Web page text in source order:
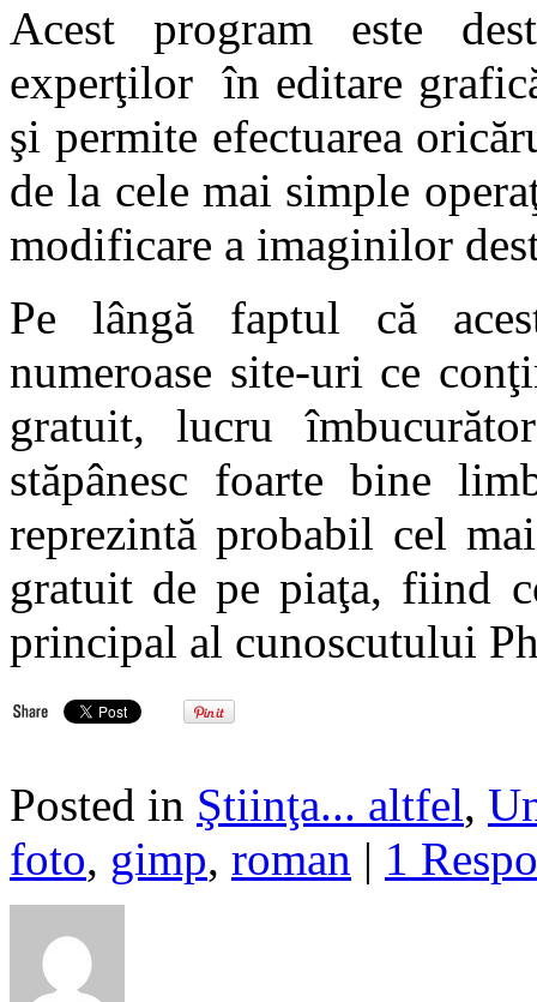
Acest program este
experţilor în editare
şi permite efectuarea
de la cele mai simple
modificare a imaginilor
Pe lângă faptul că
numeroase site-uri ce
gratuit, lucru
stăpânesc foarte bine
reprezintă probabil cel
gratuit de pe piaţa, fiind
principal al cunoscutului
Posted in Ştiinţa... altfel,
foto, gimp, roman | 1